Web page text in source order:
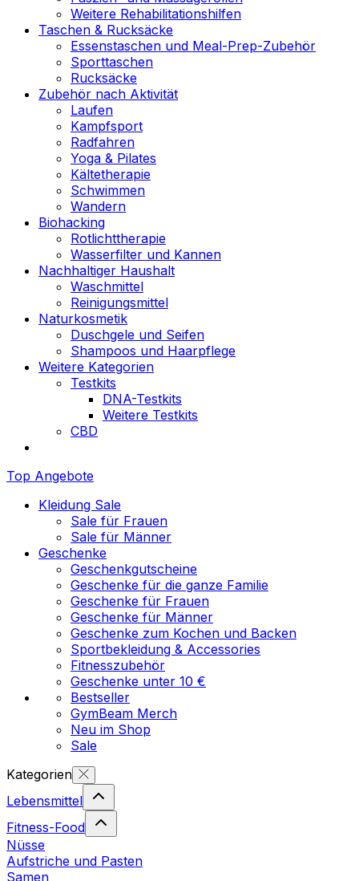
Weitere Rehabilitationshilfen
Taschen & Rucksäcke
Essenstaschen und Meal-Prep-Zubehör
Sporttaschen
Rucksäcke
Zubehör nach Aktivität
Laufen
Kampfsport
Radfahren
Yoga & Pilates
Kältetherapie
Schwimmen
Wandern
Biohacking
Rotlichttherapie
Wasserfilter und Kannen
Nachhaltiger Haushalt
Waschmittel
Reinigungsmittel
Naturkosmetik
Duschgele und Seifen
Shampoos und Haarpflege
Weitere Kategorien
Testkits
DNA-Testkits
Weitere Testkits
CBD
Top Angebote
Kleidung Sale
Sale für Frauen
Sale für Männer
Geschenke
Geschenkgutscheine
Geschenke für die ganze Familie
Geschenke für Frauen
Geschenke für Männer
Geschenke zum Kochen und Backen
Sportbekleidung & Accessories
Fitnesszubehör
Geschenke unter 10 €
Bestseller
GymBeam Merch
Neu im Shop
Sale
Kategorien
Lebensmittel
Fitness-Food
Nüsse
Aufstriche und Pasten
Samen